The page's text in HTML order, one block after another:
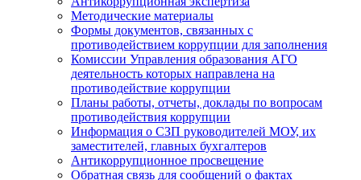
Методические материалы
Формы документов, связанных с
противодействием коррупции для заполнения
Комиссии Управления образования АГО
деятельность которых направлена на
противодействие коррупции
Планы работы, отчеты, доклады по вопросам
противодействия коррупции
Информация о СЗП руководителей МОУ, их
заместителей, главных бухгалтеров
Антикоррупционное просвещение
Обратная связь для сообщений о фактах